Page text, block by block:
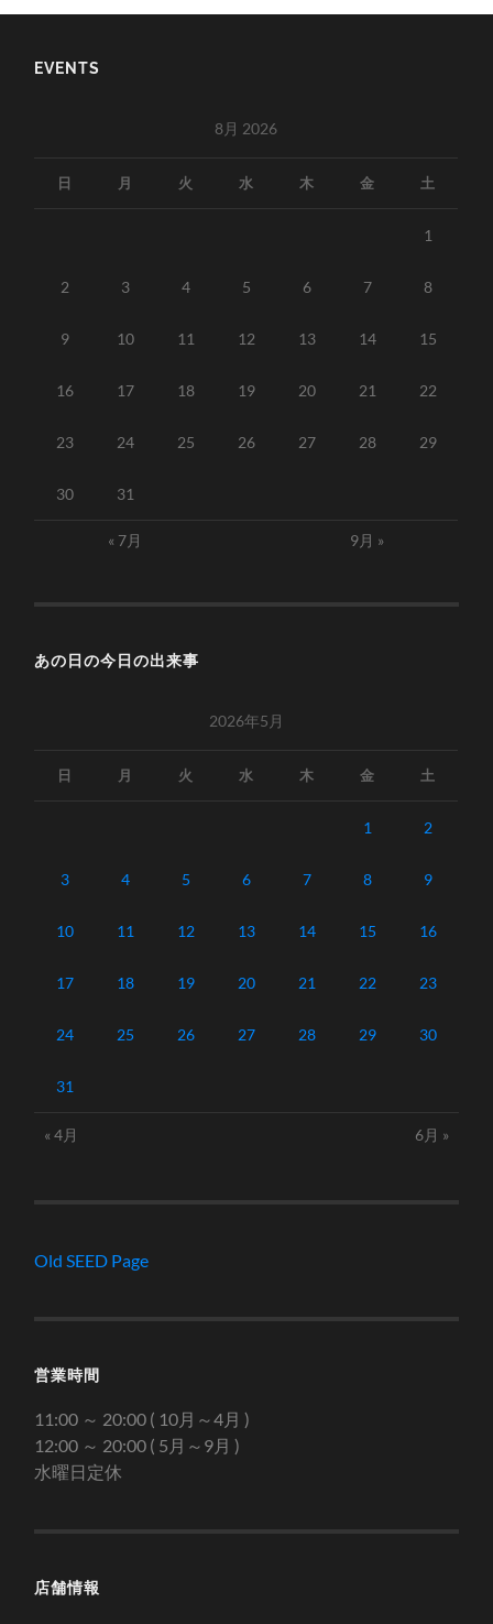
EVENTS
8月 2026
日 月 火 水 木 金 土
1
2 3 4 5 6 7 8
9 10 11 12 13 14 15
16 17 18 19 20 21 22
23 24 25 26 27 28 29
30 31
« 7月 9月 »
あの日の今日の出来事
2026年5月
日 月 火 水 木 金 土
1 2
3 4 5 6 7 8 9
10 11 12 13 14 15 16
17 18 19 20 21 22 23
24 25 26 27 28 29 30
31
« 4月 6月 »
Old SEED Page
営業時間
11:00 ～ 20:00 ( 10月～4月 )
12:00 ～ 20:00 ( 5月～9月 )
水曜日定休
店舗情報